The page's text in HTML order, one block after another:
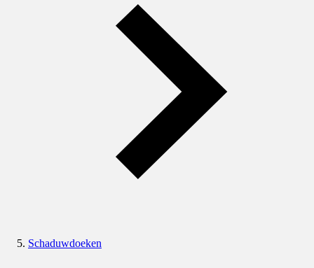
Schaduwdoeken